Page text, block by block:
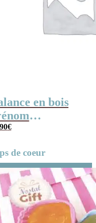
en bois
–
des
€
de coeur